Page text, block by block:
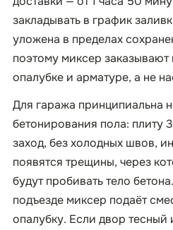
закладывать в график
уложена в пределах
поэтому миксер заказывают
опалубке и арматуре, а не
Для гаража принципиальна
бетонирования пола: плиту
заход, без холодных швов,
появятся трещины, через
будут пробивать тело
подъезде миксер подаёт
опалубку. Если двор тесный